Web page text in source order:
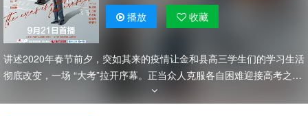
翟小兴 张瑞涵 荣飞 李添诺
刘思辰 傅风男 郑伟 徐一航
播放 收藏
讲述2020年春节前夕，突如其来的疫情让金和县高三学生们的学习生活
彻底改变，一场 “大考”拉开序幕。正当众人克服各自困难迎接高考之
时，一场洪灾突如其来，在党和政府以及社会各界共同努力下，为这场
全社会的“大考”，交出了一份满意的答卷。